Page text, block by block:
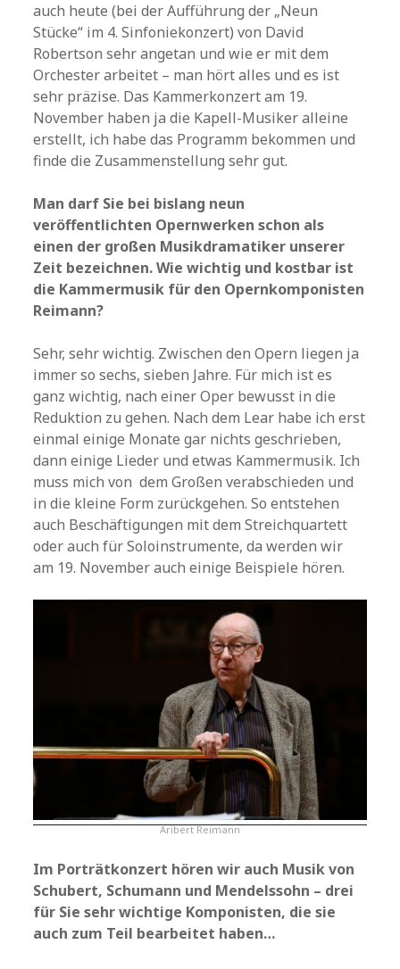
auch heute (bei der Aufführung der „Neun
Stücke“ im 4. Sinfoniekonzert) von David
Robertson sehr angetan und wie er mit dem
Orchester arbeitet – man hört alles und es ist
sehr präzise. Das Kammerkonzert am 19.
November haben ja die Kapell-Musiker alleine
erstellt, ich habe das Programm bekommen und
finde die Zusammenstellung sehr gut.
Man darf Sie bei bislang neun
veröffentlichten Opernwerken schon als
einen der großen Musikdramatiker unserer
Zeit bezeichnen. Wie wichtig und kostbar ist
die Kammermusik für den Opernkomponisten
Reimann?
Sehr, sehr wichtig. Zwischen den Opern liegen ja
immer so sechs, sieben Jahre. Für mich ist es
ganz wichtig, nach einer Oper bewusst in die
Reduktion zu gehen. Nach dem Lear habe ich erst
einmal einige Monate gar nichts geschrieben,
dann einige Lieder und etwas Kammermusik. Ich
muss mich von dem Großen verabschieden und
in die kleine Form zurückgehen. So entstehen
auch Beschäftigungen mit dem Streichquartett
oder auch für Soloinstrumente, da werden wir
am 19. November auch einige Beispiele hören.
Aribert Reimann
Im Porträtkonzert hören wir auch Musik von
Schubert, Schumann und Mendelssohn – drei
für Sie sehr wichtige Komponisten, die sie
auch zum Teil bearbeitet haben…